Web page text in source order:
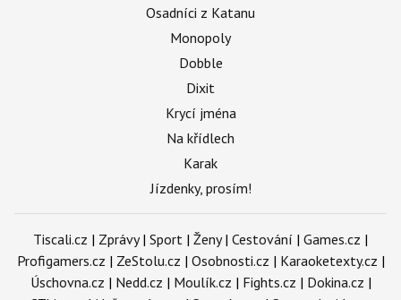
Osadníci z Katanu
Monopoly
Dobble
Dixit
Krycí jména
Na křídlech
Karak
Jízdenky, prosím!
Tiscali.cz | Zprávy| Sport | Ženy| Cestování | Games.cz |
Profigamers.cz | ZeStolu.cz | Osobnosti.cz | Karaoketexty.cz |
Úschovna.cz | Nedd.cz | Moulík.cz | Fights.cz | Dokina.cz |